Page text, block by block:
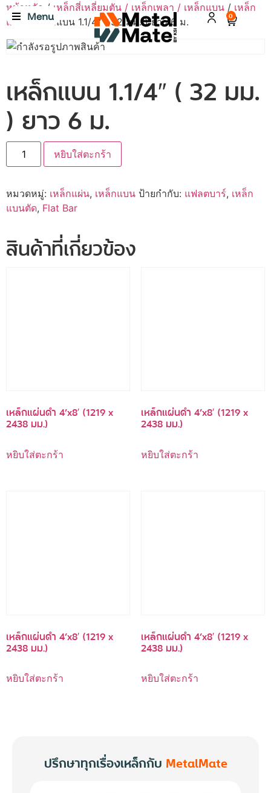
Menu 0
หน้าหลัก / เหล็กสี่เหลี่ยมตัน / เหล็กเพลา / เหล็กแบน / เหล็ก
แบน / เหล็กแบน 1.1/4″ ( 32 มม. ) ยาว 6 ม.
เหล็กแบน 1.1/4″ ( 32 มม.
) ยาว 6 ม.
หยิบใส่ตะกร้า
หมวดหมู่: เหล็กแผ่น, เหล็กแบน ป้ายกำกับ: แฟลตบาร์, เหล็ก
แบนตัด, Flat Bar
สินค้าที่เกี่ยวข้อง
เหล็กแผ่นดำ 4’x8′ (1219 x
2438 มม.)
หยิบใส่ตะกร้า
เหล็กแผ่นดำ 4’x8′ (1219 x
2438 มม.)
หยิบใส่ตะกร้า
เหล็กแผ่นดำ 4’x8′ (1219 x
2438 มม.)
หยิบใส่ตะกร้า
เหล็กแผ่นดำ 4’x8′ (1219 x
2438 มม.)
หยิบใส่ตะกร้า
ปรึกษาทุกเรื่องเหล็กกับ MetalMate